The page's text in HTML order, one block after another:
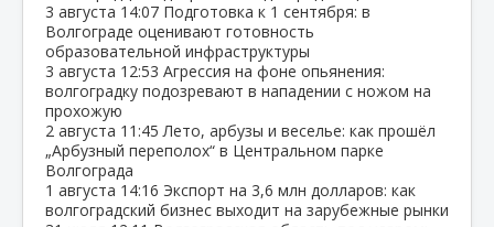
3 августа 14:07 Подготовка к 1 сентября: в
Волгограде оценивают готовность
образовательной инфраструктуры
3 августа 12:53 Агрессия на фоне опьянения:
волгоградку подозревают в нападении с ножом на
прохожую
2 августа 11:45 Лето, арбузы и веселье: как прошёл
„Арбузный переполох“ в Центральном парке
Волгограда
1 августа 14:16 Экспорт на 3,6 млн долларов: как
волгоградский бизнес выходит на зарубежные рынки